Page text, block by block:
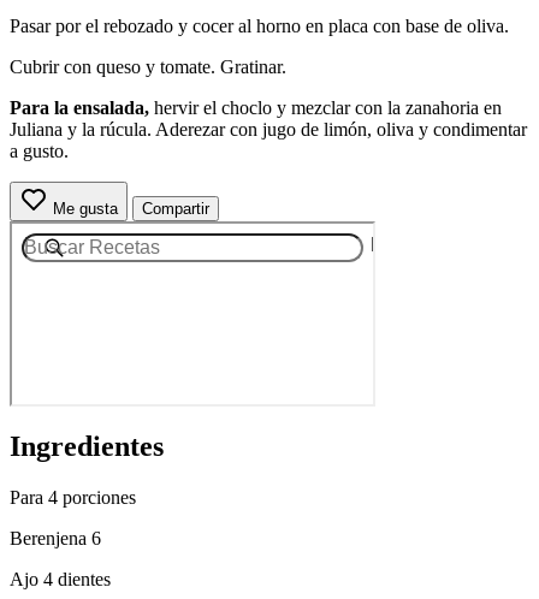
Pasar por el rebozado y cocer al horno en placa con base de oliva.
Cubrir con queso y tomate. Gratinar.
Para la ensalada, hervir el choclo y mezclar con la zanahoria en
Juliana y la rúcula. Aderezar con jugo de limón, oliva y condimentar
a gusto.
Me gusta Compartir
Ingredientes
Para 4 porciones
Berenjena 6
Ajo 4 dientes